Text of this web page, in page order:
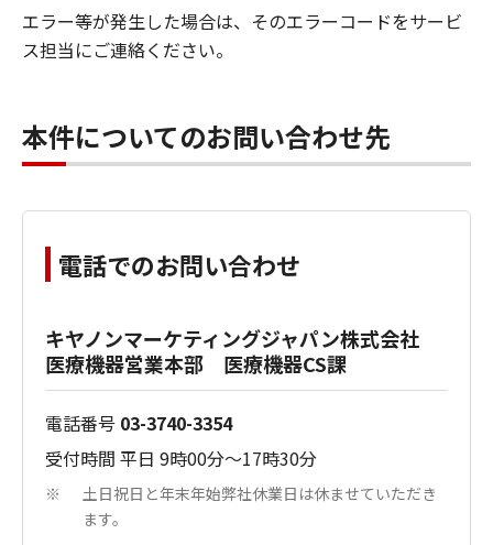
エラー等が発生した場合は、そのエラーコードをサービ
ス担当にご連絡ください。
本件についてのお問い合わせ先
電話でのお問い合わせ
キヤノンマーケティングジャパン株式会社
医療機器営業本部 医療機器CS課
電話番号 03-3740-3354
受付時間 平日 9時00分～17時30分
※
土日祝日と年末年始弊社休業日は休ませていただき
ます。